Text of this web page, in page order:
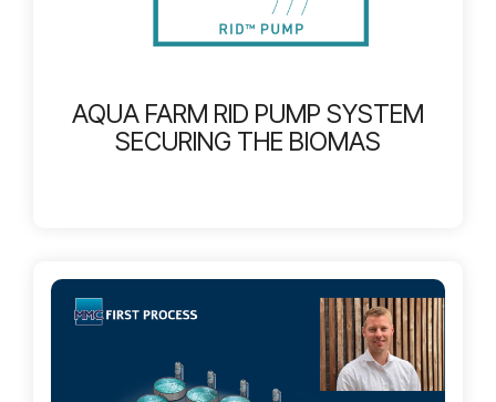
AQUA FARM RID PUMP SYSTEM
SECURING THE BIOMAS